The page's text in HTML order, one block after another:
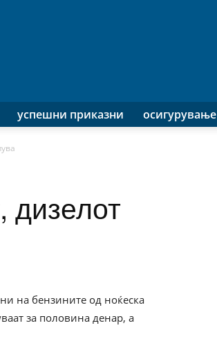
успешни приказни осигурување
дизелот
на бензините од ноќеска
за половина денар, а